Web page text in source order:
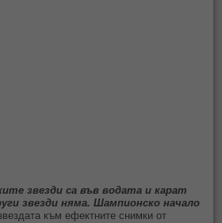
звезди са във водата и карат
звезди няма. Шампионско начало
към ефектните снимки от